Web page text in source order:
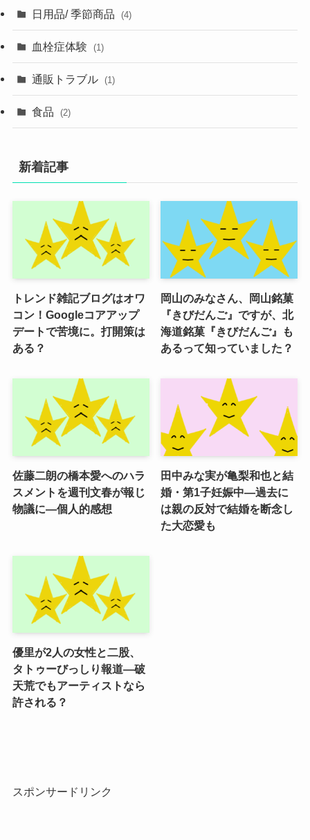
日用品/ 季節商品 (4)
血栓症体験 (1)
通販トラブル (1)
食品 (2)
新着記事
トレンド雑記ブログはオワ
コン！Googleコアアップ
デートで苦境に。打開策は
ある？
岡山のみなさん、岡山銘菓
『きびだんご』ですが、北
海道銘菓『きびだんご』も
あるって知っていました？
佐藤二朗の橋本愛へのハラ
スメントを週刊文春が報じ
物議に―個人的感想
田中みな実が亀梨和也と結
婚・第1子妊娠中―過去に
は親の反対で結婚を断念し
た大恋愛も
優里が2人の女性と二股、
タトゥーびっしり報道―破
天荒でもアーティストなら
許される？
スポンサードリンク